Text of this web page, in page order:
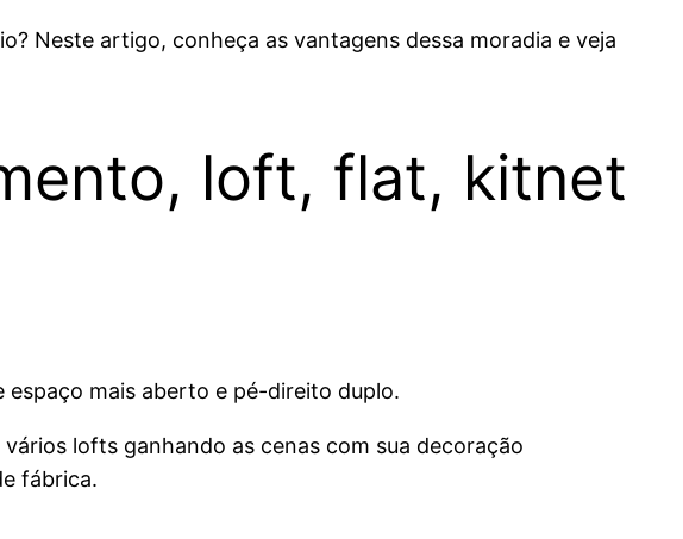
Neste artigo, conheça as vantagens dessa moradia e veja
loft, flat, kitnet
espaço mais aberto e pé-direito duplo.
lofts ganhando as cenas com sua decoração
fábrica.